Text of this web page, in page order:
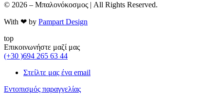
© 2026 – Μπαλονόκοσμος | All Rights Reserved.
With ❤ by Pampart Design
top
Επικοινωνήστε μαζί μας
(+30 )694 265 63 44
Στείλτε μας ένα email
Εντοπισμός παραγγελίας